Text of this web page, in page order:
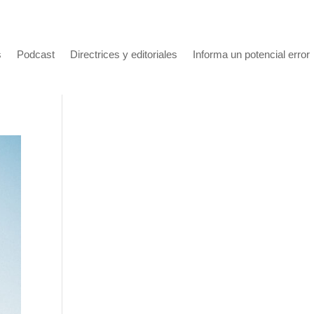
Podcast Directrices y editoriales Informa un potencial error